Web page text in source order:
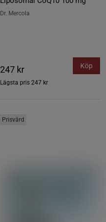
Dr. Mercola
247 kr
Lägsta pris 247 kr
Köp
Prisvärd